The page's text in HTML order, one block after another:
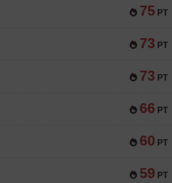
75 PT
73 PT
73 PT
66 PT
60 PT
59 PT